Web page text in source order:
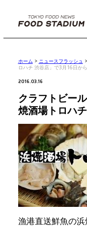
ホーム > ニュースフラッシュ >
ロハチ 渋谷店」で3月16日から
2016.03.16
クラフトビー
焼酒場トロハ
漁港直送鮮魚の